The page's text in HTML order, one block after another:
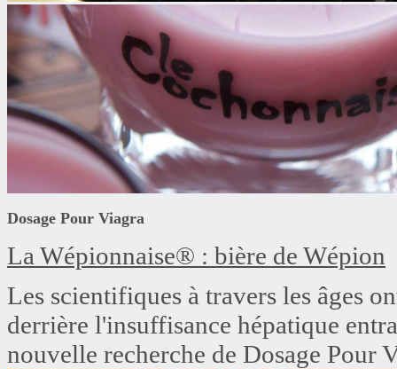
Dosage Pour Viagra
La Wépionnaise® : bière de Wépion
Les scientifiques à travers les âges
derrière l'insuffisance hépatique
nouvelle recherche de Dosage Pour